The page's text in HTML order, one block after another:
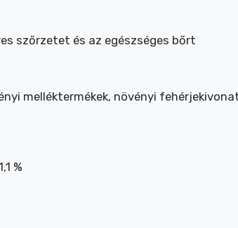
szőrzetet és az egészséges bőrt
melléktermékek, növényi
%